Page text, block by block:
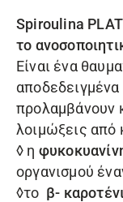
Spiroulina
το
Είναι ένα
αποδεδειγμένα
προλαμβάνουν
λοιμώξεις από
◊ η
οργανισμού
◊το β-